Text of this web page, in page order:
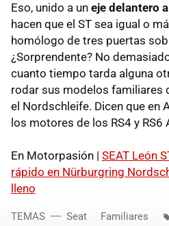
Eso, unido a un eje delantero
hacen que el ST sea igual o
homólogo de tres puertas
¿Sorprendente? No
cuanto tiempo tarda alguna
rodar sus modelos familiares
el Nordschleife. Dicen que en
los motores de los RS4 y RS6
En Motorpasión | SEAT León
rápido en Nürburgring
lleno
TEMAS Seat Familiares